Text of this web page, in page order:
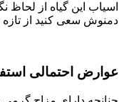
اسیاب این گیاه از لحاظ
دمنوش سعی کنید از تازه
عوارض احتمالی